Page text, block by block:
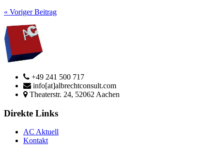
« Voriger Beitrag
+49 241 500 717
info[at]albrechtconsult.com
Theaterstr. 24, 52062 Aachen
Direkte Links
AC Aktuell
Kontakt